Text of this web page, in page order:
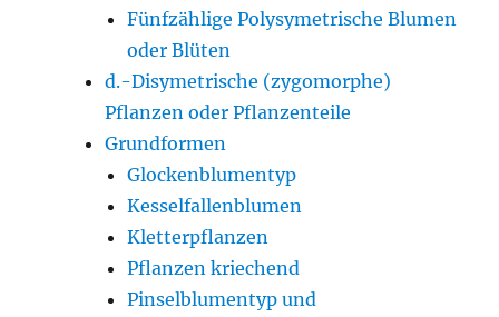
Fünfzählige Polysymetrische Blumen
oder Blüten
d.-Disymetrische (zygomorphe)
Pflanzen oder Pflanzenteile
Grundformen
Glockenblumentyp
Kesselfallenblumen
Kletterpflanzen
Pflanzen kriechend
Pinselblumentyp und